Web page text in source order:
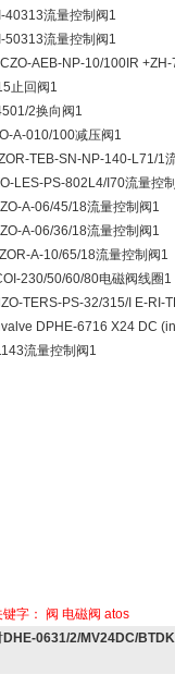
40313流量控制阀1
50313流量控制阀1
AEB-NP-10/100IR
止回阀1
2换向阀1
A-010/100减压阀1
TEB-SN-NP-140-L71/1
LES-PS-802L4/I70流量控
A-06/45/18流量控制阀1
A-06/36/18流量控制阀1
A-10/65/18流量控制阀1
230/50/60/80电磁阀线圈1
TERS-PS-32/315/I E-RI-
DPHE-6716 X24 DC
流量控制阀1
字： 阀 电磁阀 atos
DHE-0631/2/MV24DC/